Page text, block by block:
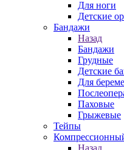
Для ноги
Детские
Бандажи
Назад
Бандажи
Грудные
Детские
Для
Паховые
Грыжевые
Тейпы
Назад